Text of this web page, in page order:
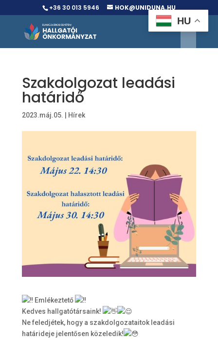
+36 30 013 5946 HOK@UNIDUNA.HU
Szakdolgozat leadási
határidő
2023.máj.05. Hírek
Emlékeztető
Kedves hallgatótársaink!
Ne feledjétek, hogy a szakdolgozataitok leadási
határideje jelentősen közeledik!
HU